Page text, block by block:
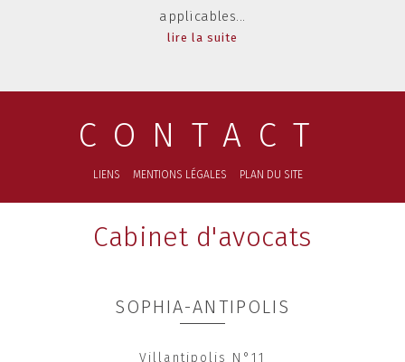
applicables...
lire la suite
CONTACT
LIENS MENTIONS LÉGALES PLAN DU SITE
Cabinet d'avocats
SOPHIA-ANTIPOLIS
Villantipolis N°11